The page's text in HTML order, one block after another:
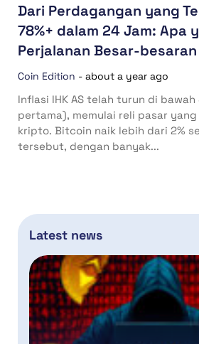
Dari Perdagangan yang
78%+ dalam 24 Jam: Apa
Perjalanan Besar-
Coin Edition - about a year ago
Inflasi IHK AS telah turun di
pertama), memulai reli pasar
kripto. Bitcoin naik lebih dari 2%
tersebut, dengan banyak...
Latest news